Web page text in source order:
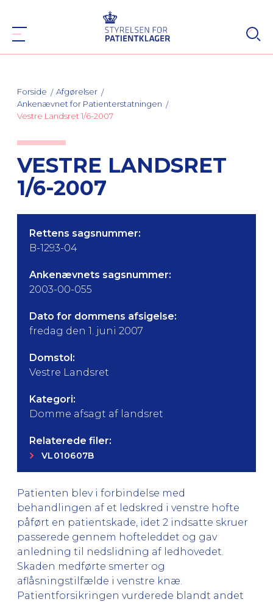
Forside
Afgørelser
Ankenævnet for Patienterstatningen
Vestre Landsret 1/6-2007
VESTRE LANDSRET
1/6-2007
Rettens sagsnummer:
B-1293-04
Ankenævnets sagsnummer:
2003-00-055
Dato for dommens afsigelse:
fredag den 1. juni 2007
Domstol:
Vestre Landsret
Kategori:
Domme afsagt af landsret
Relaterede filer:
VL010607B
Patienten blev i forbindelse med
behandlingen af et ledskred i venstre hofte
påført en patientskade, idet 2 indsatte skruer
passerede gennem hofteleddet og gav
anledning til nedslidning af ledhovedet.
Skaden medførte smerter og
aflåsningstilfælde i venstre knæ.
Patientforsikringen vurderede blandt andet